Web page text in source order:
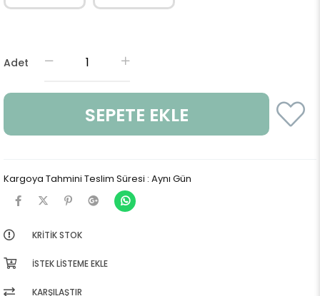
Adet
Kargoya Tahmini Teslim Süresi : Aynı Gün
KRITIK STOK
İSTEK LISTEME EKLE
KARŞILAŞTIR